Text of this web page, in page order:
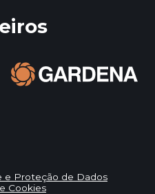
e Proteção de Dados
Cookies